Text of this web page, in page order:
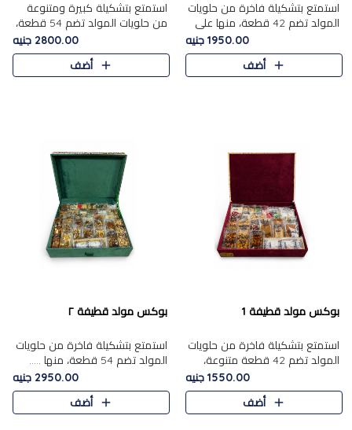
استمتع بتشكيلة فاخرة من حلويات
المولد تضم 42 قطعة، منها علي
بابا بالمكسرات، الجزرية بالفول....
1950.00 جنيه
أضف
استمتع بتشكيلة كبيرة ومتنوعة
من حلويات المولد تضم 54 قطعة،
منها الجزرية بالفول والبندق، علي
بابا بالمكسرات، الملبن.....
2800.00 جنيه
أضف
بوكس مولد قطيفة 1
استمتع بتشكيلة فاخرة من حلويات
المولد تضم 42 قطعة متنوعة،
1550.00 جنيه
أضف
بوكس مولد قطيفة ٢
استمتع بتشكيلة فاخرة من حلويات
المولد تضم 54 قطعة، منها .....
2950.00 جنيه
أضف